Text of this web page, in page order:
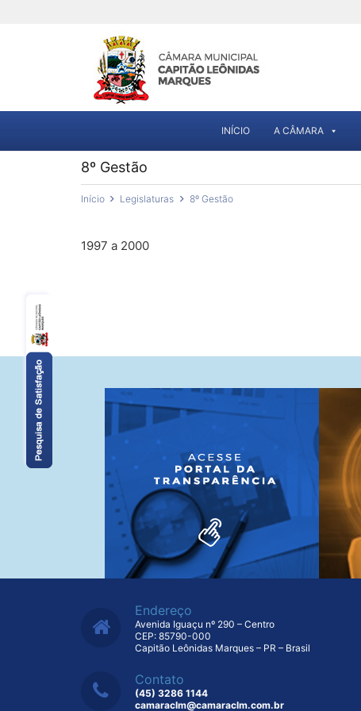
INÍCIO A CÂMARA
8º Gestão
Início Legislaturas 8º Gestão
1997 a 2000
Endereço
Avenida Iguaçu nº 290 – Centro
CEP: 85790-000
Capitão Leônidas Marques – PR – Brasil
Contato
(45) 3286 1144
camaraclm@camaraclm.com.br